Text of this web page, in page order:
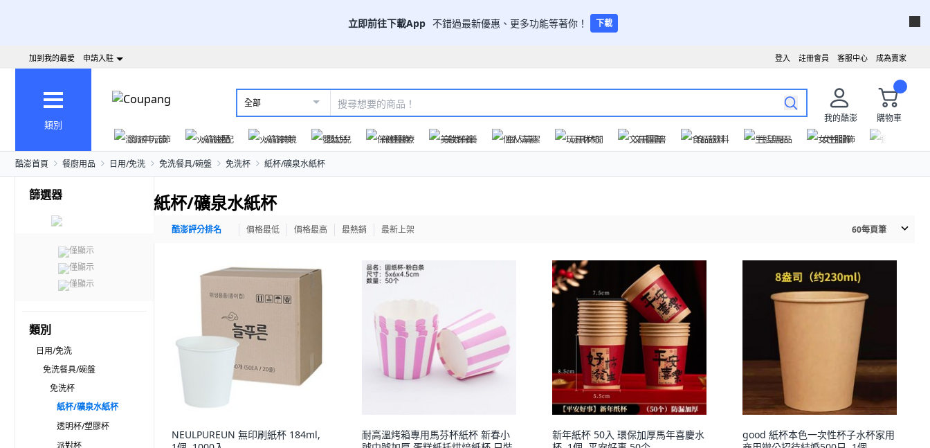
立即前往下載App 不錯過最新優惠、更多功能等著你！ 下載
成為賣家
客服中心
註冊會員
登入
加到我的最愛 申請入駐
類別
全部
我的酷澎
購物車
澎派中元節
火箭速配 火箭跨境 嬰幼兒 保健醫療 美妝保養 個人清潔 玩具休閒 文具圖書 食品飲料 生活用品 女性服飾
酷澎首頁 餐廚用品 日用/免洗 免洗餐具/碗盤 免洗杯 紙杯/礦泉水紙杯
篩選器
僅顯示
僅顯示
僅顯示
類別
日用/免洗
免洗餐具/碗盤
免洗杯
紙杯/礦泉水紙杯
透明杯/塑膠杯
派對杯
紙杯/礦泉水紙杯
酷澎評分排名 價格最低 價格最高 最熱銷 最新上架 60每頁筆
NEULPUREUN 無印刷紙杯 184ml,
耐高溫烤箱專用馬芬杯紙杯 新春小
新年紙杯 50入 環保加厚馬年喜慶水
good 紙杯本色一次性杯子水杯家用